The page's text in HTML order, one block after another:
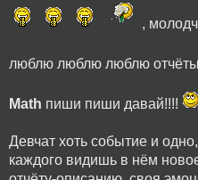
,
люблю люблю люблю
Math пиши пиши давай!!!!
Девчат хоть событие и
каждого видишь в нём